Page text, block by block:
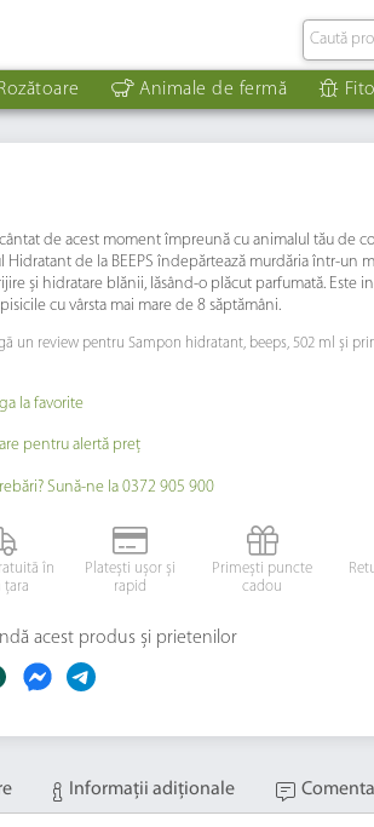
Animale de fermă
de acest moment împreună cu animalul tău de
Hidratant de la BEEPS îndepărtează murdăria într-un
și hidratare blănii, lăsând-o plăcut parfumată. Este
cu vârsta mai mare de 8 săptămâni.
un review pentru Sampon hidratant, beeps, 502 ml și
la favorite
pentru alertă preţ
Sună-ne la 0372 905 900
în
țara
Platești ușor și
rapid
Primești puncte
cadou
acest produs și prietenilor
Informaţii adiţionale